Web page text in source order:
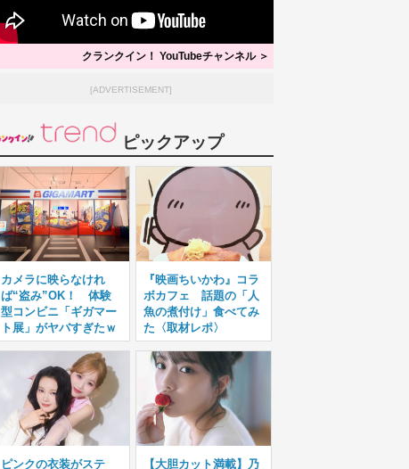
クランクイン！ YouTubeチャンネル ＞
[ADVERTISEMENT]
ピックアップ
カメラに映らなけれ
ば“盗み”OK！ 体験
型コンビニ「ギガマー
ト展」がヤバすぎたｗ
『映画ちいかわ』コラ
ボカフェ 話題の「人
魚の煮付け」食べてみ
た〈取材レポ〉
ピンクの衣装がステ 【大胆カット満載】乃